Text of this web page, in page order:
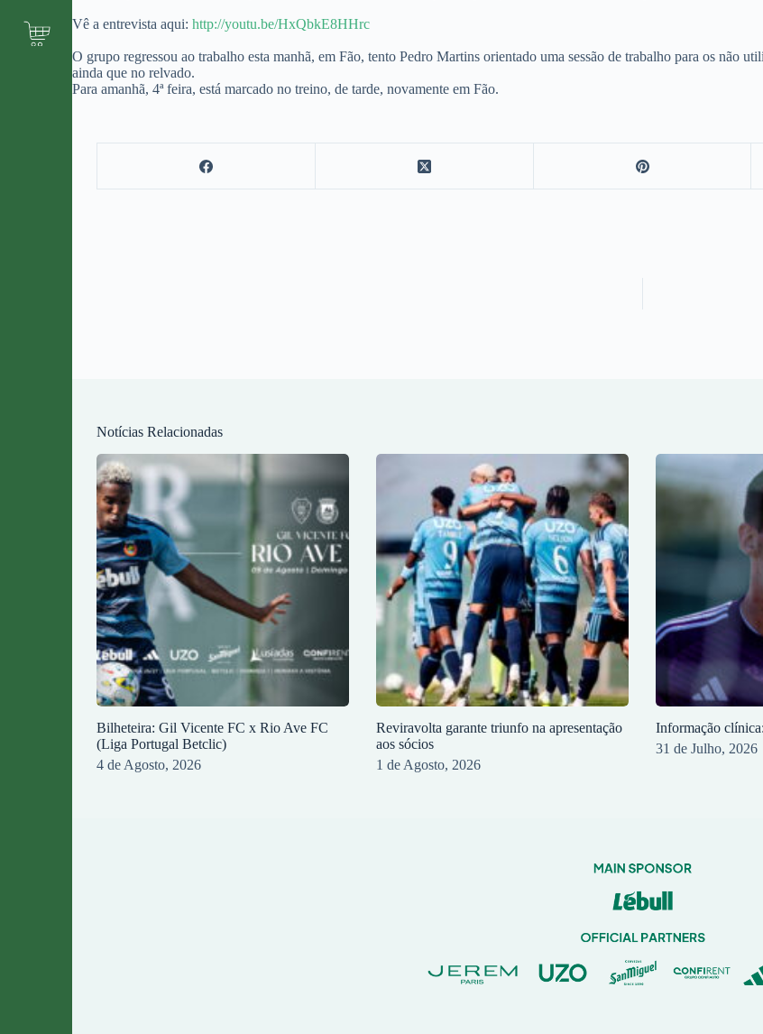
Vê a entrevista aqui: http://youtu.be/HxQbkE8HHrc
O grupo regressou ao trabalho esta manhã, em Fão, tento Pedro Martins orientado uma sessão de trabalho para os não
ainda que no relvado.
Para amanhã, 4ª feira, está marcado no treino, de tarde, novamente em Fão.
Notícias Relacionadas
Bilheteira: Gil Vicente FC x Rio Ave FC
(Liga Portugal Betclic)
4 de Agosto, 2026
Reviravolta garante triunfo na apresentação
aos sócios
1 de Agosto, 2026
Informação
31 de Julho, 2026